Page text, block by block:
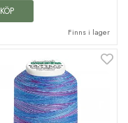
KÖP
Finns i lager